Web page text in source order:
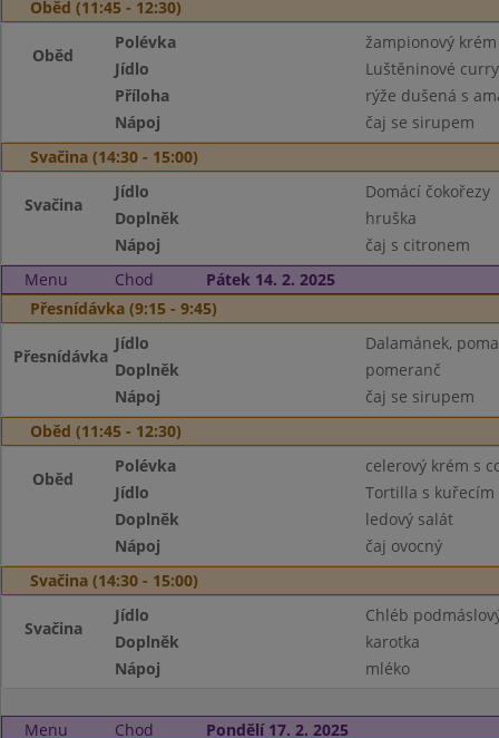
Oběd (11:45 - 12:30)
Oběd
Polévka
žampionový krém
Jídlo
Luštěninové
Příloha
rýže dušená s
Nápoj
čaj se sirupem
Svačina (14:30 - 15:00)
Svačina
Jídlo
Domácí čokořezy
Doplněk
hruška
Nápoj
čaj s citronem
Menu
Chod
Pátek 14. 2. 2025
Přesnídávka (9:15 - 9:45)
Přesnídávka
Jídlo
Dalamánek,
Doplněk
pomeranč
Nápoj
čaj se sirupem
Oběd (11:45 - 12:30)
Oběd
Polévka
celerový krém s
Jídlo
Tortilla s
Doplněk
ledový salát
Nápoj
čaj ovocný
Svačina (14:30 - 15:00)
Svačina
Jídlo
Chléb
Doplněk
karotka
Nápoj
mléko
Menu Chod
Pondělí 17. 2. 2025